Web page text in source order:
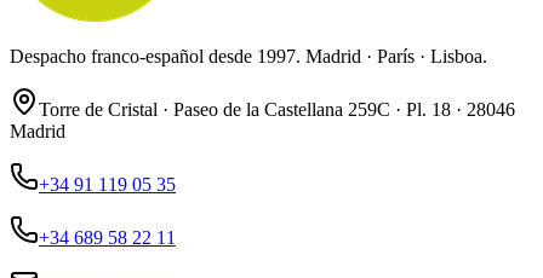
Despacho franco-español desde 1997. Madrid · París · Lisboa.
Torre de Cristal · Paseo de la Castellana 259C · Pl. 18 · 28046
Madrid
+34 91 119 05 35
+34 689 58 22 11